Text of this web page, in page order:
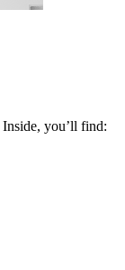
Inside, you’ll find: